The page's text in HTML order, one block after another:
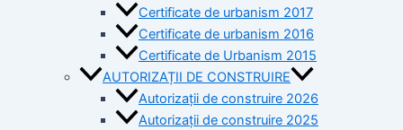
Certificate de urbanism 2017
Certificate de urbanism 2016
Certificate de Urbanism 2015
AUTORIZAȚII DE CONSTRUIRE
Autorizații de construire 2026
Autorizații de construire 2025